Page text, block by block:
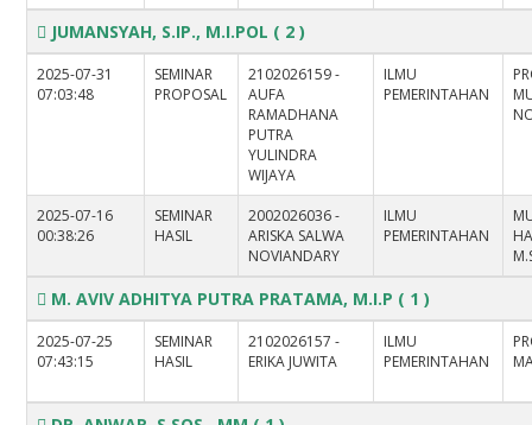
JUMANSYAH, S.IP., M.I.POL ( 2 )
2025-07-31
07:03:48
SEMINAR
PROPOSAL
2102026159 -
AUFA
RAMADHANA
PUTRA
YULINDRA
WIJAYA
ILMU
PEMERINTAHAN
2025-07-16
00:38:26
SEMINAR
HASIL
2002026036 -
ARISKA SALWA
NOVIANDARY
ILMU
PEMERINTAHAN
M. AVIV ADHITYA PUTRA PRATAMA, M.I.P ( 1 )
2025-07-25
07:43:15
SEMINAR
HASIL
2102026157 -
ERIKA JUWITA
ILMU
PEMERINTAHAN